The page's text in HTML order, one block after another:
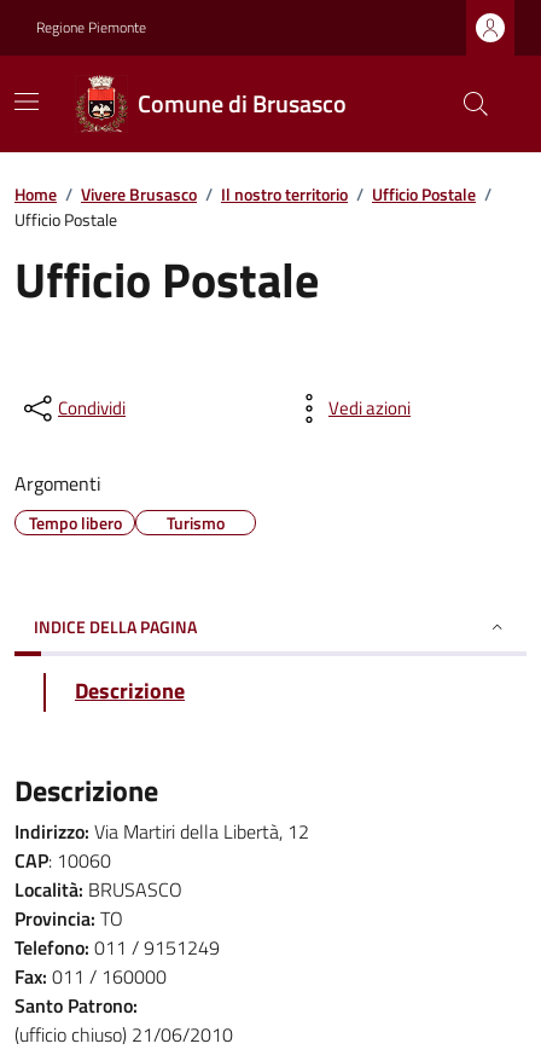
Regione Piemonte
Comune di Brusasco
Home / Vivere Brusasco / Il nostro territorio / Ufficio Postale /
Ufficio Postale
Ufficio Postale
Condividi Vedi azioni
Argomenti
Tempo libero Turismo
INDICE DELLA PAGINA
Descrizione
Descrizione
Indirizzo: Via Martiri della Libertà, 12
CAP: 10060
Località: BRUSASCO
Provincia: TO
Telefono: 011 / 9151249
Fax: 011 / 160000
Santo Patrono:
(ufficio chiuso) 21/06/2010